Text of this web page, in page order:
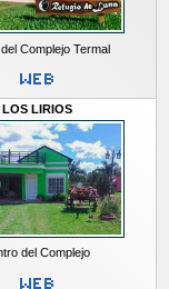
Complejo Termal
LOS LIRIOS
del Complejo